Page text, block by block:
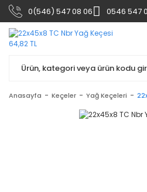
0(546) 547 08 06 0546 547
Anasayfa Keçeler Yağ Keçeleri